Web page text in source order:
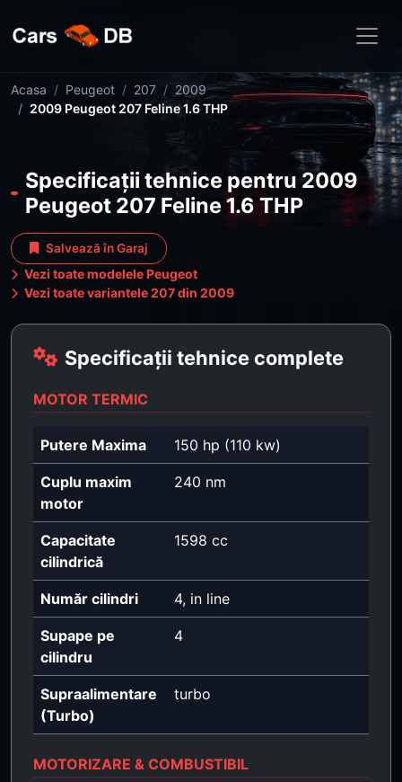
Acasa Peugeot 207
2009
2009 Peugeot 207 Feline 1.6 THP
Specificații tehnice pentru 2009
Peugeot 207 Feline 1.6 THP
Salvează în Garaj
Vezi toate modelele Peugeot
Vezi toate variantele 207 din 2009
Specificații tehnice complete
MOTOR TERMIC
Putere Maxima 150 hp (110 kw)
Cuplu maxim
motor
240 nm
Capacitate
cilindrică
1598 cc
Număr cilindri 4, in line
Supape pe
cilindru
4
Supraalimentare
(Turbo)
turbo
MOTORIZARE & COMBUSTIBIL